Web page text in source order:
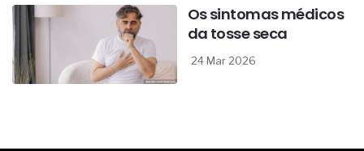
Os sintomas médicos
da tosse seca
24 Mar 2026